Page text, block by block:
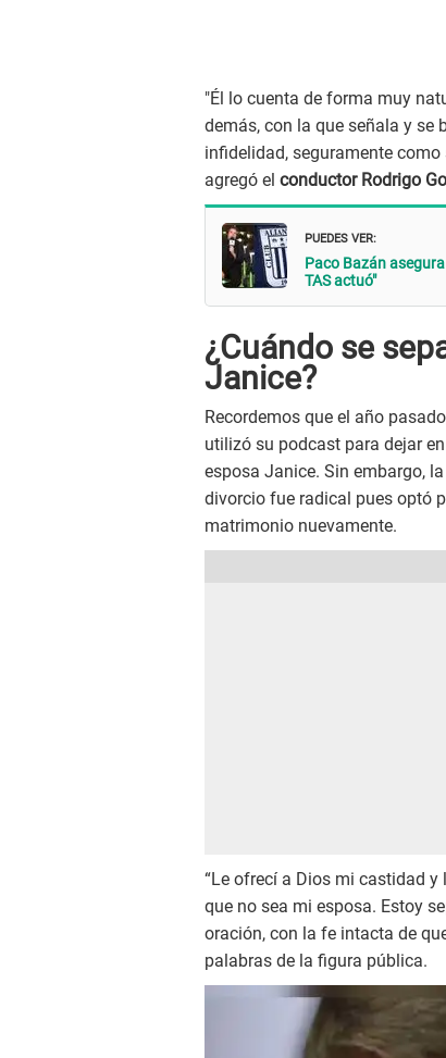
"Él lo cuenta de forma muy
demás, con la que señala y se
infidelidad, seguramente
agregó el conductor Rodrigo
PUEDES VER:
Paco Bazán
TAS actuó"
¿Cuándo se
Janice?
Recordemos que el año
utilizó su podcast para dejar
esposa Janice. Sin embargo,
divorcio fue radical pues optó
matrimonio nuevamente.
“Le ofrecí a Dios mi castidad
que no sea mi esposa. Estoy
oración, con la fe intacta de
palabras de la figura pública.